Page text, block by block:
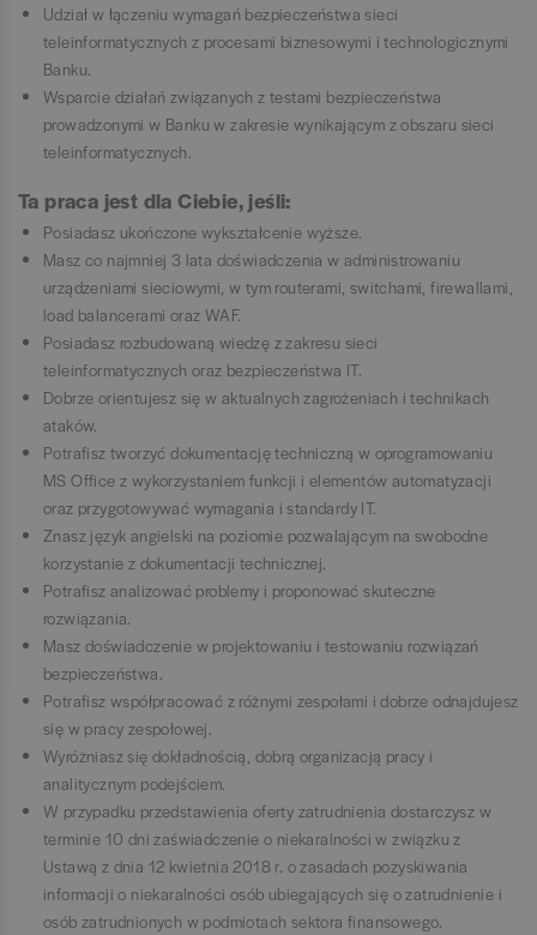
Udział w łączeniu wymagań bezpieczeństwa sieci
teleinformatycznych z procesami biznesowymi i technologicznymi
Banku.
Wsparcie działań związanych z testami bezpieczeństwa
prowadzonymi w Banku w zakresie wynikającym z obszaru sieci
teleinformatycznych.
Ta praca jest dla Ciebie, jeśli:
Posiadasz ukończone wykształcenie wyższe.
Masz co najmniej 3 lata doświadczenia w administrowaniu
urządzeniami sieciowymi, w tym routerami, switchami, firewallami,
load balancerami oraz WAF.
Posiadasz rozbudowaną wiedzę z zakresu sieci
teleinformatycznych oraz bezpieczeństwa IT.
Dobrze orientujesz się w aktualnych zagrożeniach i technikach
ataków.
Potrafisz tworzyć dokumentację techniczną w oprogramowaniu
MS Office z wykorzystaniem funkcji i elementów automatyzacji
oraz przygotowywać wymagania i standardy IT.
Znasz język angielski na poziomie pozwalającym na swobodne
korzystanie z dokumentacji technicznej.
Potrafisz analizować problemy i proponować skuteczne
rozwiązania.
Masz doświadczenie w projektowaniu i testowaniu rozwiązań
bezpieczeństwa.
Potrafisz współpracować z różnymi zespołami i dobrze odnajdujesz
się w pracy zespołowej.
Wyróżniasz się dokładnością, dobrą organizacją pracy i
analitycznym podejściem.
W przypadku przedstawienia oferty zatrudnienia dostarczysz w
terminie 10 dni zaświadczenie o niekaralności w związku z
Ustawą z dnia 12 kwietnia 2018 r. o zasadach pozyskiwania
informacji o niekaralności osób ubiegających się o zatrudnienie i
osób zatrudnionych w podmiotach sektora finansowego.